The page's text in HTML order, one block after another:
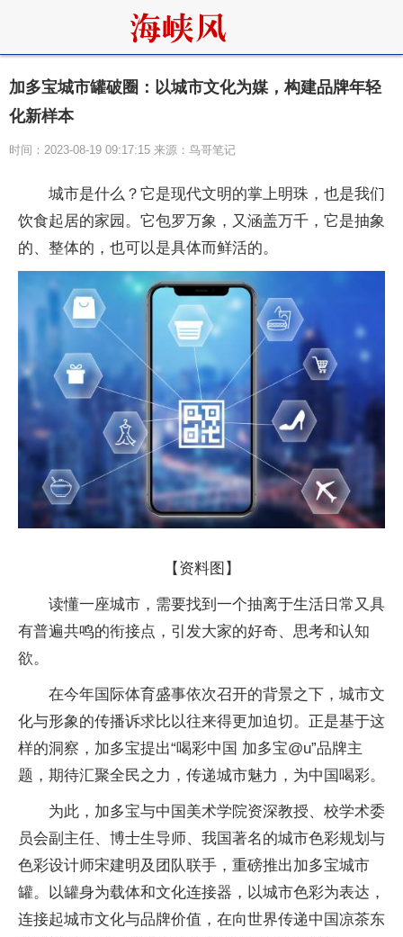
加多宝城市罐破圈：以城市文化为媒，构建品牌年轻
化新样本
时间：2023-08-19 09:17:15 来源：鸟哥笔记
城市是什么？它是现代文明的掌上明珠，也是我们
饮食起居的家园。它包罗万象，又涵盖万千，它是抽象
的、整体的，也可以是具体而鲜活的。
【资料图】
读懂一座城市，需要找到一个抽离于生活日常又具
有普遍共鸣的衔接点，引发大家的好奇、思考和认知
欲。
在今年国际体育盛事依次召开的背景之下，城市文
化与形象的传播诉求比以往来得更加迫切。正是基于这
样的洞察，加多宝提出“喝彩中国 加多宝@u”品牌主
题，期待汇聚全民之力，传递城市魅力，为中国喝彩。
为此，加多宝与中国美术学院资深教授、校学术委
员会副主任、博士生导师、我国著名的城市色彩规划与
色彩设计师宋建明及团队联手，重磅推出加多宝城市
罐。以罐身为载体和文化连接器，以城市色彩为表达，
连接起城市文化与品牌价值，在向世界传递中国凉茶东